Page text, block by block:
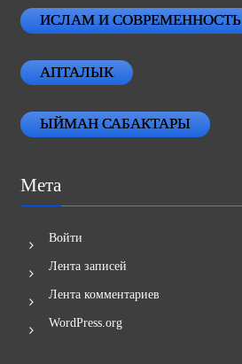
ИСЛАМ И СОВРЕМЕННОСТЬ
АПТАЛЫК
ЫЙМАН САБАКТАРЫ
Мета
Войти
Лента записей
Лента комментариев
WordPress.org